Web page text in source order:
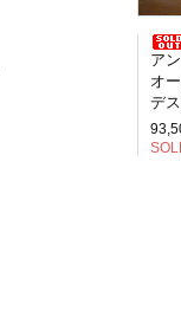
アンテ
オーク
デスク